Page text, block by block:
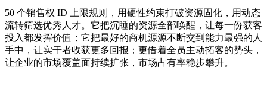
50 个销售权 ID 上限规则，用硬性约束打破资源固化，用动态
流转筛选优秀人才。它把沉睡的资源全部唤醒，让每一份获客
投入都发挥价值；它把最好的商机源源不断交到能力最强的人
手中，让实干者收获更多回报；更借着全员主动拓客的势头，
让企业的市场覆盖面持续扩张，市场占有率稳步攀升。